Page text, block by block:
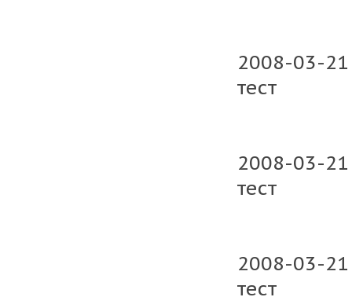
2008-03-
тест
2008-03-
тест
2008-03-
тест